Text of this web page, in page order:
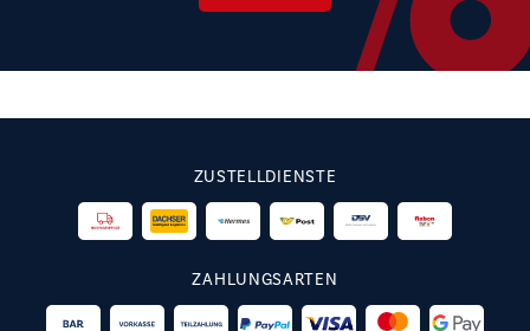
ZUSTELLDIENSTE
ZAHLUNGSARTEN